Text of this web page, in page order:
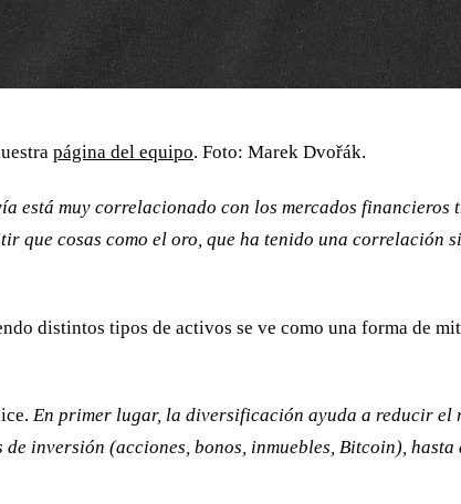
página del equipo. Foto: Marek Dvořák.
está muy correlacionado con los mercados financieros
que cosas como el oro, que ha tenido una
distintos tipos de activos se ve como una forma de
En primer lugar, la diversificación ayuda a reducir
inversión (acciones, bonos, inmuebles, Bitcoin),